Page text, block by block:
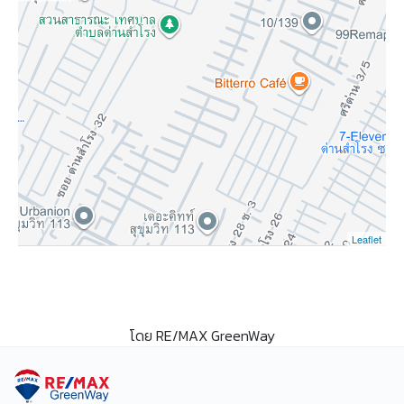
Leaflet
โดย RE/MAX GreenWay